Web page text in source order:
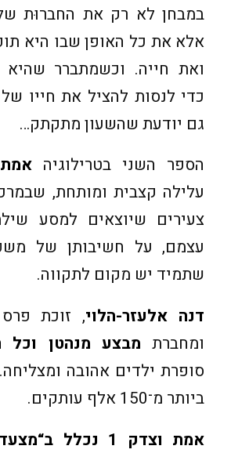
במבחן לא רק את החברוּת
אלא את כל האופן שבו היא
ואת חייה. וכשמתברר שהיא
כדי לנסות להציל את חייו
גם יודעת שהשעון מתקתק…
הספר השני בטרילוגיה
עלילה קצבית ומותחת,
צעירים שיוצאים למסע
עצמם, על חשיבותן של
שתמיד יש מקום לתקווה.
דנה אלעזר-הלוי, זוכת
ומחברת מבצע מנהטן וכל
סופרת ילדים אהובה
ביותר מ־150 אלף עותקים.
אמת וצדק 1 נכלל